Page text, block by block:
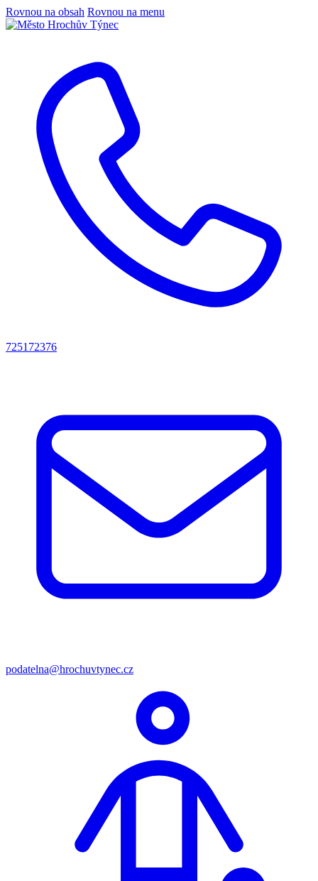
Rovnou na obsah Rovnou na menu
725172376
podatelna@hrochuvtynec.cz